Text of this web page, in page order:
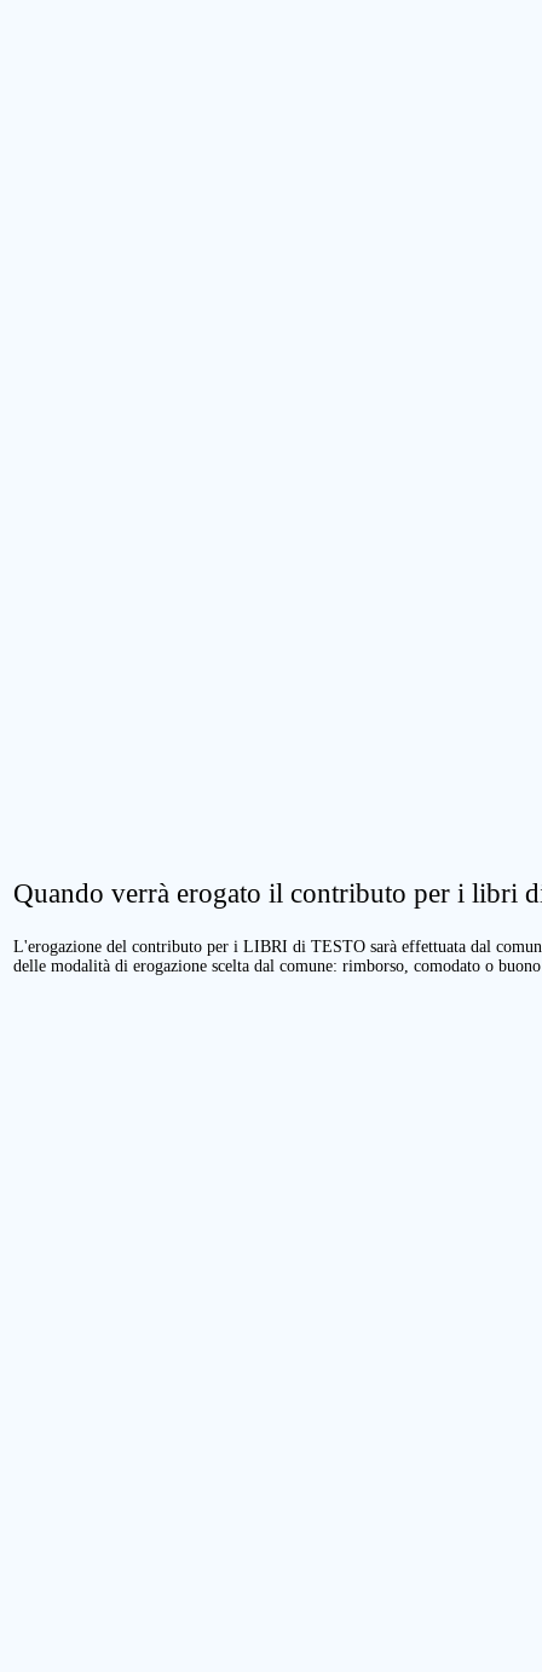
Quando verrà erogato il contributo per i libri
L'erogazione del contributo per i LIBRI di TESTO sarà effettuata dal
delle modalità di erogazione scelta dal comune: rimborso, comodato o